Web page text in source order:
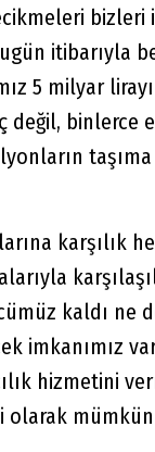
bizleri
itibarıyla
5 milyar lirayı
değil, binlerce
taşıma
karşılık
kaldı ne
imkanımız
hizmetini
olarak